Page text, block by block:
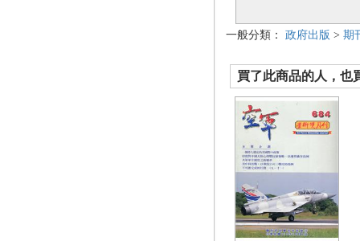
一般分類： 政府出版 > 期
買了此商品的人，也